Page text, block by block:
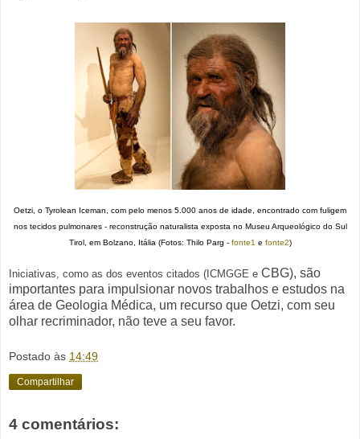
Oetzi, o Tyrolean Iceman, com pelo menos 5.000 anos de idade, encontrado com fuligem
nos tecidos pulmonares - reconstrução naturalista exposta no Museu Arqueológico do Sul
Tirol, em Bolzano, Itália (Fotos: Thilo Parg - fonte1 e fonte2)
Iniciativas, como as dos eventos citados (ICMGGE e CBG), são
importantes para impulsionar novos trabalhos e estudos na
área de Geologia Médica, um recurso que Oetzi, com seu
olhar recriminador, não teve a seu favor.
Postado às 14:49
Compartilhar
4 comentários: